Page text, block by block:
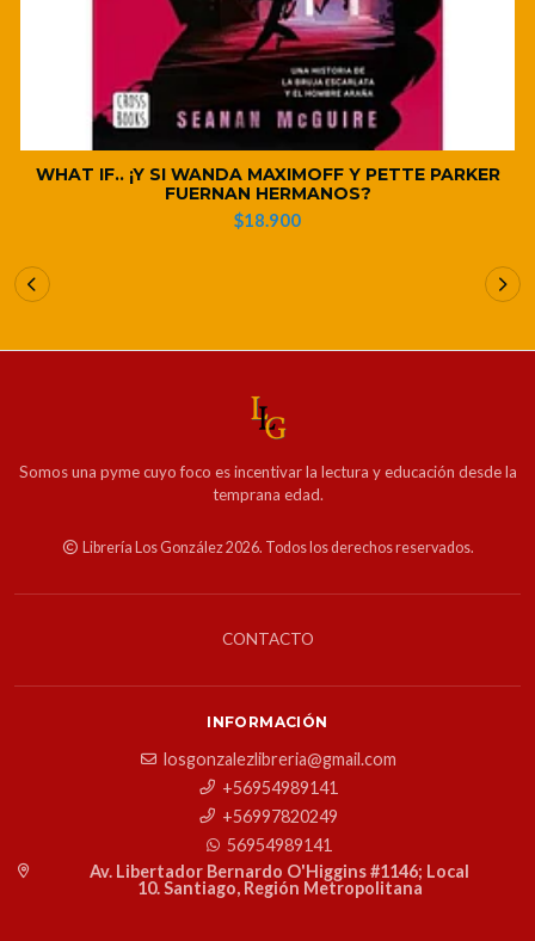
WHAT IF.. ¡Y SI WANDA MAXIMOFF Y PETTE PARKER
FUERNAN HERMANOS?
$18.900
Somos una pyme cuyo foco es incentivar la lectura y educación desde la
temprana edad.
Librería Los González 2026. Todos los derechos reservados.
CONTACTO
INFORMACIÓN
losgonzalezlibreria@gmail.com
+56954989141
+56997820249
56954989141
Av. Libertador Bernardo O'Higgins #1146; Local
10. Santiago, Región Metropolitana